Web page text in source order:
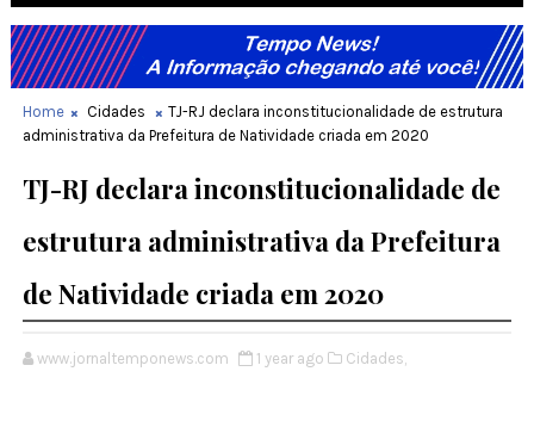
Home Cidades
TJ-RJ declara inconstitucionalidade de estrutura
administrativa da Prefeitura de Natividade criada em 2020
TJ-RJ declara inconstitucionalidade de
estrutura administrativa da Prefeitura
de Natividade criada em 2020
www.jornaltemponews.com 1 year ago Cidades,